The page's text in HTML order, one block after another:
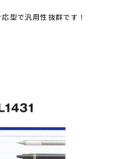
型で汎用性抜群です！